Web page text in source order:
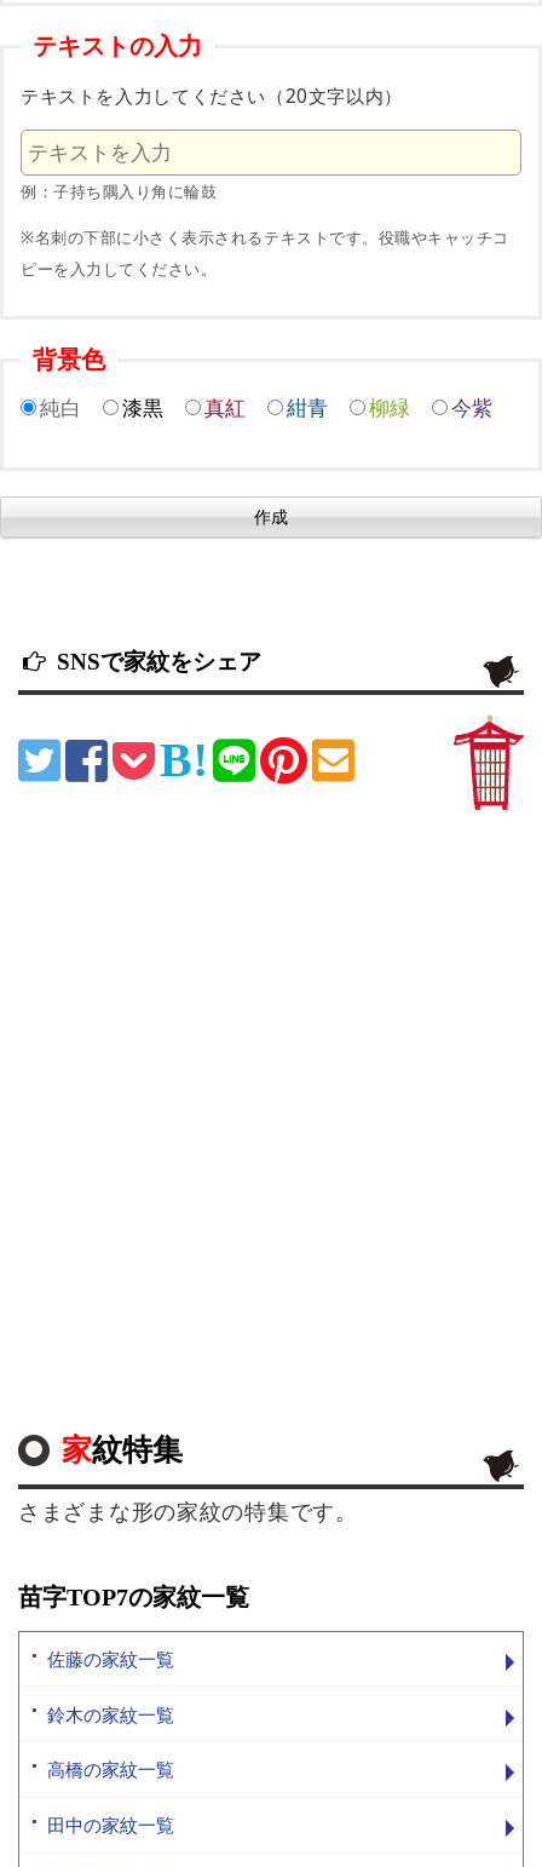
テキストの入力
テキストを入力してください（20文字以内）
例：子持ち隅入り角に輪鼓
※名刺の下部に小さく表示されるテキストです。役職やキャッチコ
ピーを入力してください。
背景色
純白 漆黒 真紅 紺青 柳緑 今紫
SNSで家紋をシェア
家紋特集
さまざまな形の家紋の特集です。
苗字TOP7の家紋一覧
佐藤の家紋一覧
鈴木の家紋一覧
高橋の家紋一覧
田中の家紋一覧